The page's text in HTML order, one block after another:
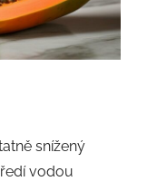
snížený
vodou